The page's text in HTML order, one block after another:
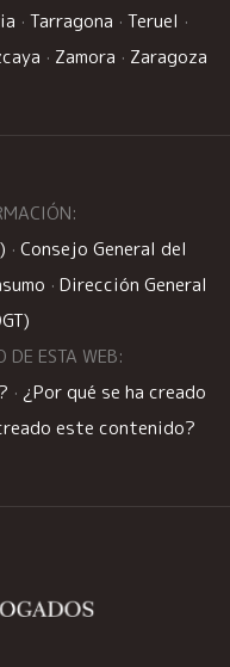
· Tarragona · Teruel ·
· Zamora · Zaragoza
· Consejo General del
· Dirección General
DE ESTA WEB:
· ¿Por qué se ha creado
este contenido?